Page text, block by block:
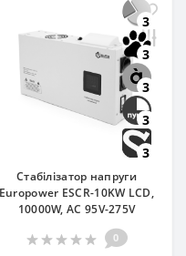
3
3
3
3
3
Стабілізатор напруги
Europower ESCR-10KW LCD,
10000W, AC 95V-275V
0